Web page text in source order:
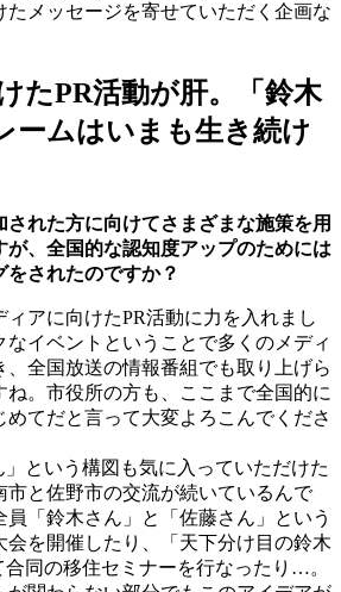
たメッセージを寄せていただく企画な
たPR活動が肝。「鈴木
ームはいまも生き続け
された方に向けてさまざまな施策を用
が、全国的な認知度アップのためには
をされたのですか？
ィアに向けたPR活動に力を入れまし
なイベントということで多くのメディ
、全国放送の情報番組でも取り上げら
。市役所の方も、ここまで全国的に
てだと言って大変よろこんでくださ
」という構図も気に入っていただけた
市と佐野市の交流が続いているんで
「鈴木さん」と「佐藤さん」という
会を開催したり、「天下分け目の鈴木
同の移住セミナーを行なったり…。